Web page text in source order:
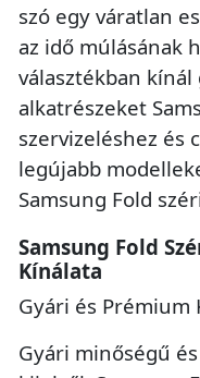
szó egy váratlan
az idő múlásának
választékban
alkatrészeket
szervizeléshez és
legújabb
Samsung Fold
Samsung Fold
Kínálata
Gyári és Prémium
Gyári minőségű